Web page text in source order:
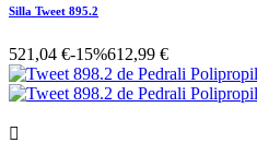
Silla Tweet 895.2
521,04 €-15%612,99 €
